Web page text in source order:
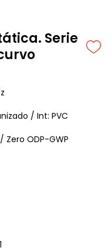
Serie
/ Int: PVC
Zero ODP-GWP